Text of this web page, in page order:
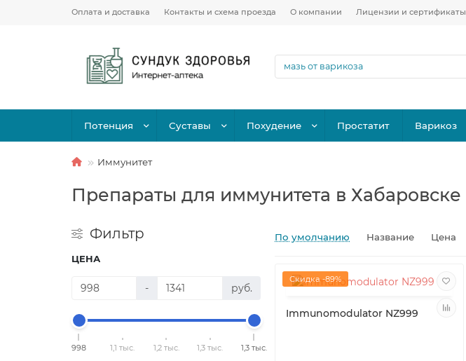
Оплата и доставка Контакты и схема проезда О компании Лицензии и сертификаты
Потенция Суставы Похудение Простатит Варикоз
Иммунитет
Препараты для иммунитета в Хабаровске
Фильтр
ЦЕНА
- руб.
998 1,1 тыс. 1,2 тыс. 1,3 тыс. 1,3 тыс.
По умолчанию Название Цена
Скидка -89%
Immunomodulator NZ999